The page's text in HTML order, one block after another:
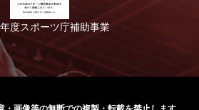
度スポーツ庁補助事業